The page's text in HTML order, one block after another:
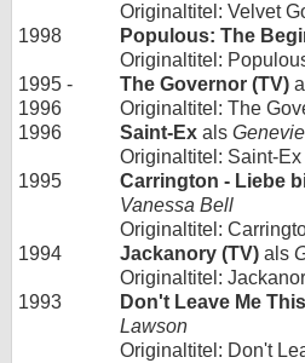
Originaltitel: Velvet
1998
Populous: The
Originaltitel:
1995 -
1996
The Governor (TV)
Originaltitel: The
1996
Saint-Ex als
Originaltitel: Saint-Ex
1995
Carrington - Liebe
Vanessa Bell
Originaltitel:
1994
Jackanory (TV) als
Originaltitel:
1993
Don't Leave Me
Lawson
Originaltitel: Don't